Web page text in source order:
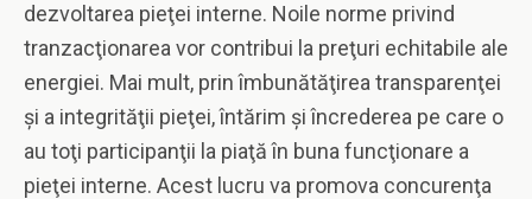
dezvoltarea pieţei interne. Noile norme privind
tranzacţionarea vor contribui la preţuri echitabile ale
energiei. Mai mult, prin îmbunătăţirea transparenţei
şi a integrităţii pieţei, întărim şi încrederea pe care o
au toţi participanţii la piaţă în buna funcţionare a
pieţei interne. Acest lucru va promova concurenţa